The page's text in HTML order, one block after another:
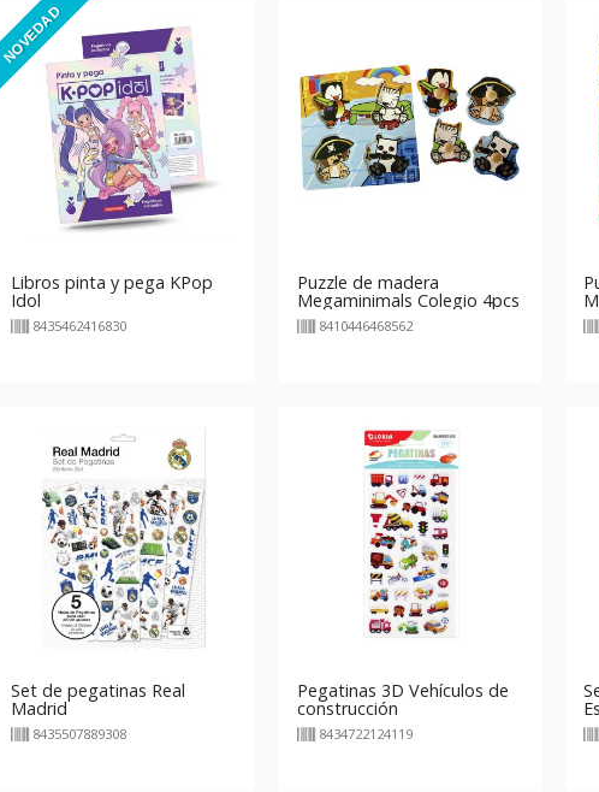
NOVEDAD
Libros pinta y pega KPop
Idol
8435462416830
Puzzle de madera
Megaminimals Colegio 4pcs
8410446468562
Set de pegatinas Real
Madrid
8435507889308
Pegatinas 3D Vehículos de
construcción
8434722124119